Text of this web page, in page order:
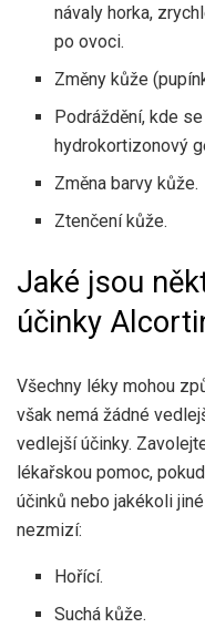
návaly horka,
po ovoci.
Změny kůže
Podráždění, kde
hydrokortizonový
Změna barvy kůže.
Ztenčení kůže.
Jaké jsou
účinky
Všechny léky mohou
však nemá žádné
vedlejší účinky.
lékařskou pomoc,
účinků nebo jakékoli
nezmizí:
Hořící.
Suchá kůže.